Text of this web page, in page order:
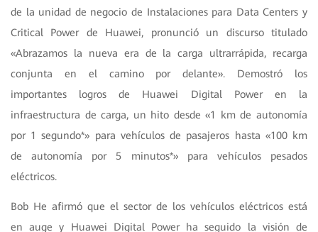
de la unidad de negocio de Instalaciones para Data Centers y
Critical Power de Huawei, pronunció un discurso titulado
«Abrazamos la nueva era de la carga ultrarrápida, recarga
conjunta en el camino por delante». Demostró los
importantes logros de Huawei Digital Power en la
infraestructura de carga, un hito desde «1 km de autonomía
por 1 segundo*» para vehículos de pasajeros hasta «100 km
de autonomía por 5 minutos*» para vehículos pesados
eléctricos.
Bob He afirmó que el sector de los vehículos eléctricos está
en auge y Huawei Digital Power ha seguido la visión de